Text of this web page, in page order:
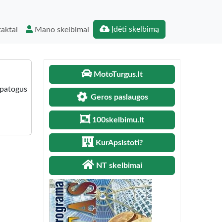
Mano skelbimai Įdėti skelbimą
MotoTurgus.lt
Geros paslaugos
100skelbimu.lt
KurApsistoti?
NT skelbimai